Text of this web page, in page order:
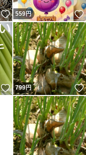
いいね！
559円
いいね！
799円